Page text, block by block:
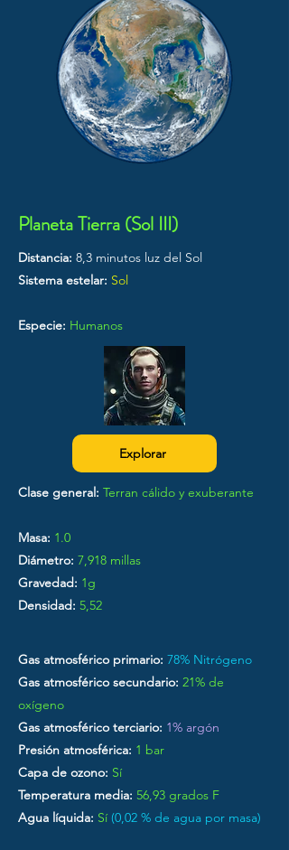
Planeta Tierra (Sol III)
Distancia: 8,3 minutos luz del Sol
Sistema estelar: Sol
Especie: Humanos
Explorar
Clase general: Terran cálido y exuberante
Masa: 1.0
Diámetro: 7,918 millas
Gravedad: 1g
Densidad: 5,52
Gas atmosférico primario: 78% Nitrógeno
Gas atmosférico secundario: 21% de
oxígeno
Gas atmosférico terciario: 1% argón
Presión atmosférica: 1 bar
Capa de ozono: Sí
Temperatura media: 56,93 grados F
Agua líquida: Sí (0,02 % de agua por masa)